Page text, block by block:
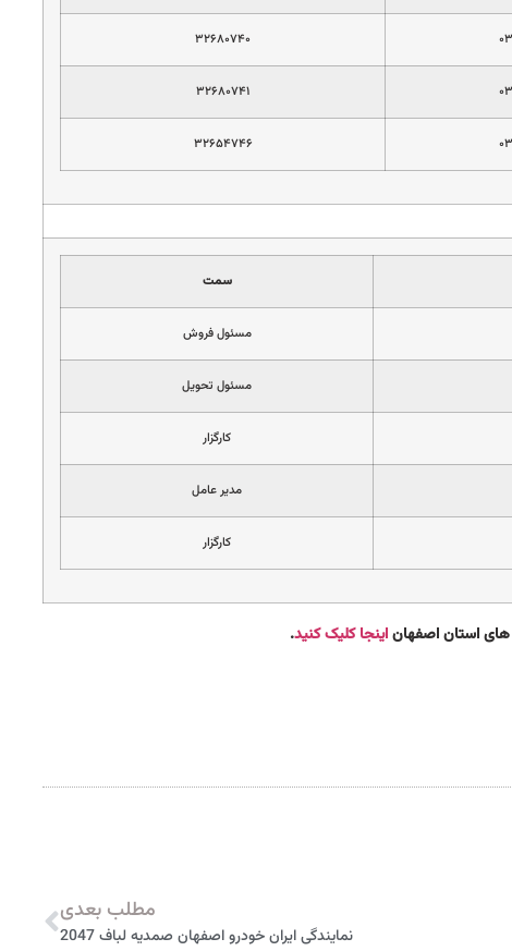
۳۲۶۸۰۷۴۰
۳۲۶۸۰۷۴۱
۳۲۶۵۴۷۴۶
سمت
مسئول فروش
مسئول تحويل
كارگزار
مدير عامل
كارگزار
های استان اصفهاناینجا کلیک کنید.
مطلب بعدی
نمایندگی ایران خودرو اصفهان صمدیه لباف 2047